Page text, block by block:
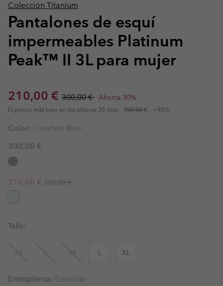
Colección Titanium
Pantalones de esquí
impermeables Platinum
Peak™ II 3L para mujer
Sale price:
210,00 € Regular price:
300,00 € Ahorra 30%
El precio más bajo en los últimos 30 días: 150,00 € +40%
Color: Crushed Blue
300,00 €
Sale price:
210,00 € Regular price:
300,00 €
Talla:
XS S M L XL
Entrepierna: Estàndar